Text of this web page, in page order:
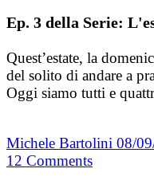
Ep. 3 della Serie:
Quest’estate, la
del solito di andare a
Oggi siamo tutti e
Michele Bartolini 08/
12 Comments